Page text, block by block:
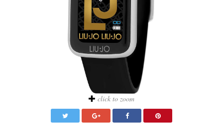
click to zoom